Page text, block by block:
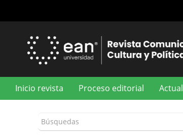
principal
Inicio revista Proceso editorial Actual